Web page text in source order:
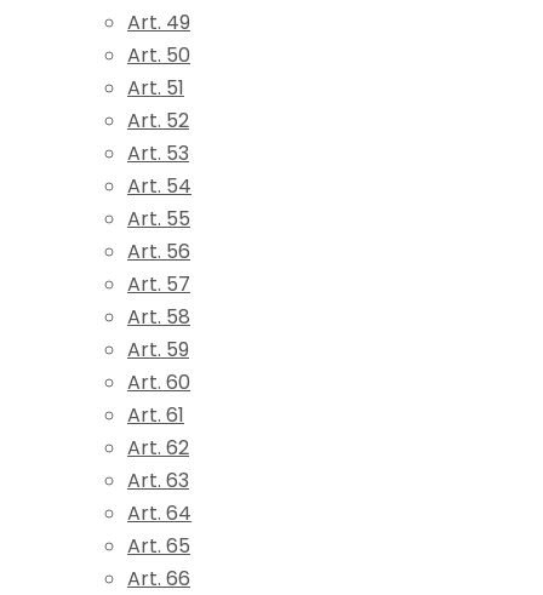
Art. 49
Art. 50
Art. 51
Art. 52
Art. 53
Art. 54
Art. 55
Art. 56
Art. 57
Art. 58
Art. 59
Art. 60
Art. 61
Art. 62
Art. 63
Art. 64
Art. 65
Art. 66